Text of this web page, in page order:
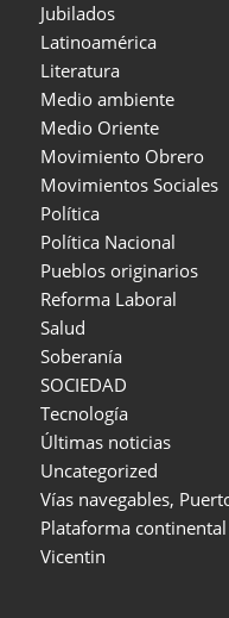
Jubilados
Latinoamérica
Literatura
Medio ambiente
Medio Oriente
Movimiento Obrero
Movimientos Sociales
Política
Política Nacional
Pueblos originarios
Reforma Laboral
Salud
Soberanía
SOCIEDAD
Tecnología
Últimas noticias
Uncategorized
Vías navegables,
Plataforma
Vicentin